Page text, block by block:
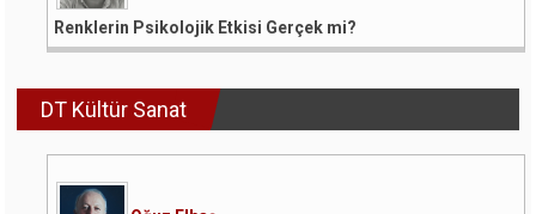
Renklerin Psikolojik Etkisi Gerçek mi?
DT Kültür Sanat